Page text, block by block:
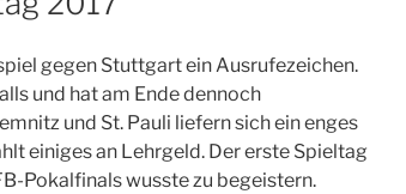
gegen Stuttgart ein Ausrufezeichen.
und hat am Ende dennoch
und St. Pauli liefern sich ein enges
einiges an Lehrgeld. Der erste Spieltag
Pokalfinals wusste zu begeistern.